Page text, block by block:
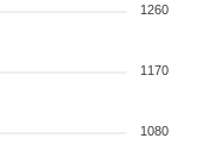
1260
1170
1080